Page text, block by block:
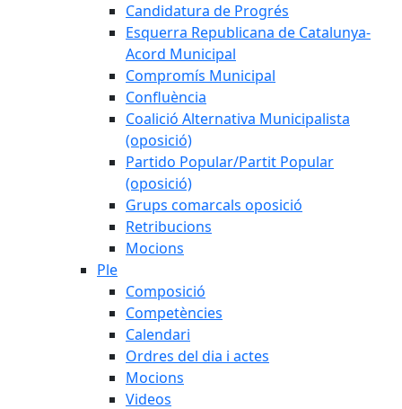
Candidatura de Progrés
Esquerra Republicana de Catalunya-
Acord Municipal
Compromís Municipal
Confluència
Coalició Alternativa Municipalista
(oposició)
Partido Popular/Partit Popular
(oposició)
Grups comarcals oposició
Retribucions
Mocions
Ple
Composició
Competències
Calendari
Ordres del dia i actes
Mocions
Videos